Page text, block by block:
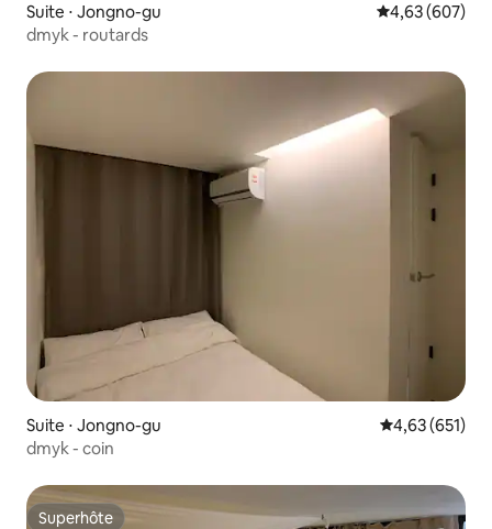
Suite ⋅ Jongno-gu Évaluation
4,63 (607)
dmyk - routards
Suite ⋅ Jongno-gu Évaluation
4,63 (651)
dmyk - coin
Superhôte